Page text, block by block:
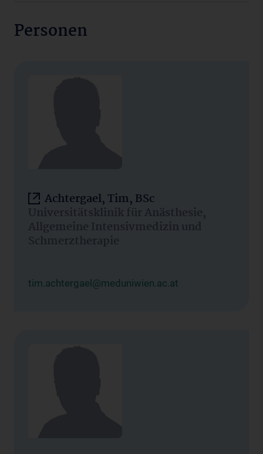
Personen
Achtergael, Tim, BSc
Universitätsklinik für Anästhesie,
Allgemeine Intensivmedizin und
Schmerztherapie
tim.achtergael@meduniwien.ac.at